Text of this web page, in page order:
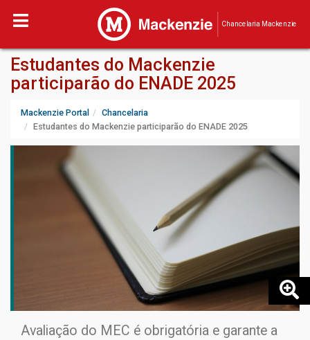
Chancelaria Mackenzie
Estudantes do Mackenzie
participarão do ENADE 2025
Mackenzie Portal
Chancelaria
Estudantes do Mackenzie participarão do ENADE 2025
Avaliação do MEC é obrigatória e garante a